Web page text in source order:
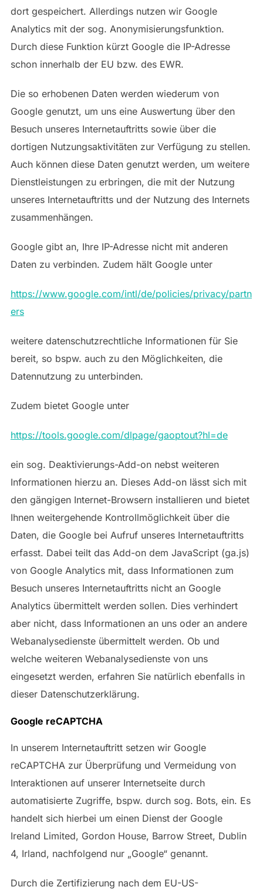
dort gespeichert. Allerdings nutzen wir Google
Analytics mit der sog. Anonymisierungsfunktion.
Durch diese Funktion kürzt Google die IP-Adresse
schon innerhalb der EU bzw. des EWR.
Die so erhobenen Daten werden wiederum von
Google genutzt, um uns eine Auswertung über den
Besuch unseres Internetauftritts sowie über die
dortigen Nutzungsaktivitäten zur Verfügung zu stellen.
Auch können diese Daten genutzt werden, um weitere
Dienstleistungen zu erbringen, die mit der Nutzung
unseres Internetauftritts und der Nutzung des Internets
zusammenhängen.
Google gibt an, Ihre IP-Adresse nicht mit anderen
Daten zu verbinden. Zudem hält Google unter
https://www.google.com/intl/de/policies/privacy/partn
ers
weitere datenschutzrechtliche Informationen für Sie
bereit, so bspw. auch zu den Möglichkeiten, die
Datennutzung zu unterbinden.
Zudem bietet Google unter
https://tools.google.com/dlpage/gaoptout?hl=de
ein sog. Deaktivierungs-Add-on nebst weiteren
Informationen hierzu an. Dieses Add-on lässt sich mit
den gängigen Internet-Browsern installieren und bietet
Ihnen weitergehende Kontrollmöglichkeit über die
Daten, die Google bei Aufruf unseres Internetauftritts
erfasst. Dabei teilt das Add-on dem JavaScript (ga.js)
von Google Analytics mit, dass Informationen zum
Besuch unseres Internetauftritts nicht an Google
Analytics übermittelt werden sollen. Dies verhindert
aber nicht, dass Informationen an uns oder an andere
Webanalysedienste übermittelt werden. Ob und
welche weiteren Webanalysedienste von uns
eingesetzt werden, erfahren Sie natürlich ebenfalls in
dieser Datenschutzerklärung.
Google reCAPTCHA
In unserem Internetauftritt setzen wir Google
reCAPTCHA zur Überprüfung und Vermeidung von
Interaktionen auf unserer Internetseite durch
automatisierte Zugriffe, bspw. durch sog. Bots, ein. Es
handelt sich hierbei um einen Dienst der Google
Ireland Limited, Gordon House, Barrow Street, Dublin
4, Irland, nachfolgend nur „Google“ genannt.
Durch die Zertifizierung nach dem EU-US-